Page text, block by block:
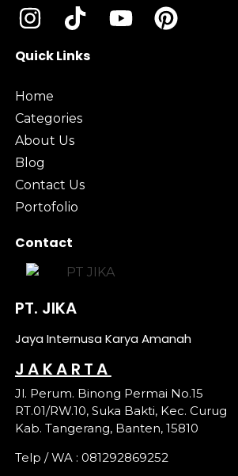
Quick Links
Home
Categories
About Us
Blog
Contact Us
Portofolio
Contact
PT. JIKA
Jaya Internusa Karya Amanah
JAKARTA
Jl. Perum. Binong Permai No.15
RT.01/RW.10, Suka Bakti, Kec. Curug
Kab. Tangerang, Banten, 15810
Telp / WA : 081292869252